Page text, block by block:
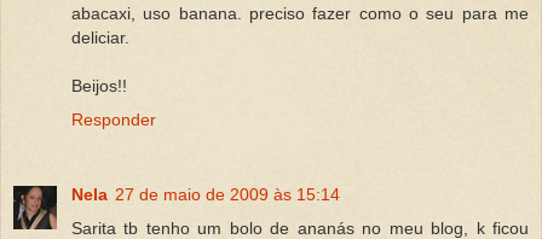
abacaxi, uso banana. preciso fazer como o seu para me
deliciar.
Beijos!!
Responder
Nela 27 de maio de 2009 às 15:14
Sarita tb tenho um bolo de ananás no meu blog, k ficou